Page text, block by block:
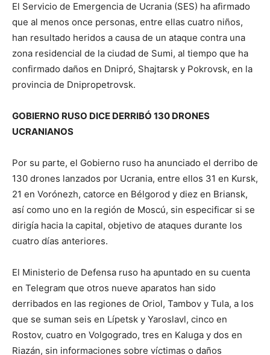
El Servicio de Emergencia de Ucrania (SES) ha afirmado
que al menos once personas, entre ellas cuatro niños,
han resultado heridos a causa de un ataque contra una
zona residencial de la ciudad de Sumi, al tiempo que ha
confirmado daños en Dnipró, Shajtarsk y Pokrovsk, en la
provincia de Dnipropetrovsk.
GOBIERNO RUSO DICE DERRIBÓ 130 DRONES
UCRANIANOS
Por su parte, el Gobierno ruso ha anunciado el derribo de
130 drones lanzados por Ucrania, entre ellos 31 en Kursk,
21 en Vorónezh, catorce en Bélgorod y diez en Briansk,
así como uno en la región de Moscú, sin especificar si se
dirigía hacia la capital, objetivo de ataques durante los
cuatro días anteriores.
El Ministerio de Defensa ruso ha apuntado en su cuenta
en Telegram que otros nueve aparatos han sido
derribados en las regiones de Oriol, Tambov y Tula, a los
que se suman seis en Lípetsk y Yaroslavl, cinco en
Rostov, cuatro en Volgogrado, tres en Kaluga y dos en
Riazán, sin informaciones sobre víctimas o daños